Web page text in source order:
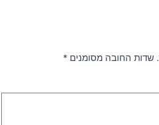
שדות החובה מסומנים*